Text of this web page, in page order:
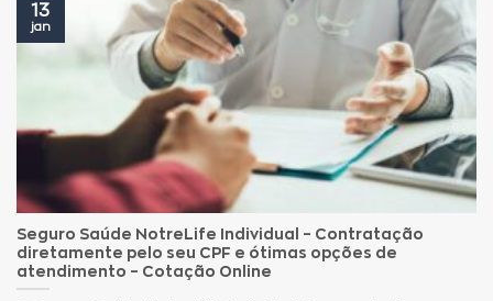
Seguro Saúde NotreLife Individual – Contratação
diretamente pelo seu CPF e ótimas opções de
atendimento – Cotação Online
13
jan